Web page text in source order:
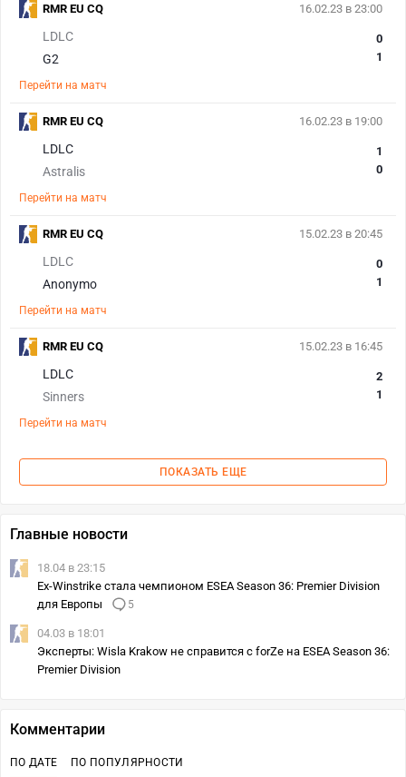
16.02.23 в 23:00
LDLC
G2
0
1
Перейти на матч
RMR EU CQ
16.02.23 в 19:00
LDLC
Astralis
1
0
Перейти на матч
RMR EU CQ
15.02.23 в 20:45
LDLC
Anonymo
0
1
Перейти на матч
RMR EU CQ
15.02.23 в 16:45
LDLC
Sinners
2
1
Перейти на матч
RMR EU CQ
ПОКАЗАТЬ ЕЩЕ
Главные новости
18.04 в 23:15
Ex-Winstrike стала чемпионом ESEA Season 36: Premier Division
для Европы
5
04.03 в 18:01
Эксперты: Wisla Krakow не справится с forZe на ESEA Season 36:
Premier Division
Комментарии
ПО ДАТЕ ПО ПОПУЛЯРНОСТИ